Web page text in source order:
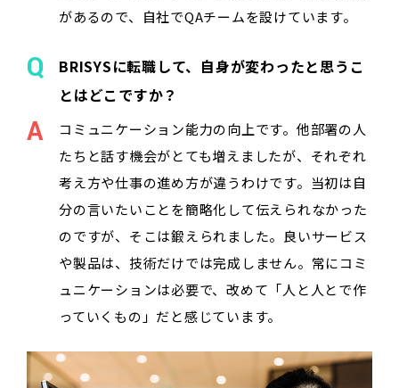
があるので、自社でQAチームを設けています。
BRISYSに転職して、自身が変わったと思うこ
とはどこですか？
コミュニケーション能力の向上です。他部署の人
たちと話す機会がとても増えましたが、それぞれ
考え方や仕事の進め方が違うわけです。当初は自
分の言いたいことを簡略化して伝えられなかった
のですが、そこは鍛えられました。良いサービス
や製品は、技術だけでは完成しません。常にコミ
ュニケーションは必要で、改めて「人と人とで作
っていくもの」だと感じています。